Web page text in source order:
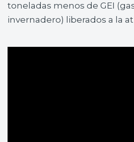
toneladas menos de GEI
invernadero) liberados a la